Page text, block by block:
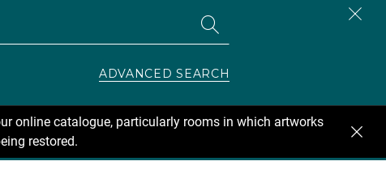
ADVANCED SEARCH
online catalogue, particularly rooms in which artworks
restored.